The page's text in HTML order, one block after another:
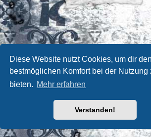
Diese Website nutzt Cookies, um dir den
bestmöglichen Komfort bei der Nutzung
bieten. Mehr erfahren
Verstanden!